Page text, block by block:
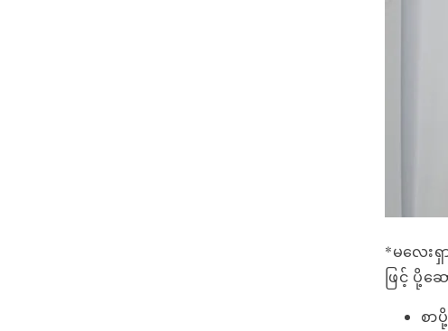
*မလေးရှ
ဖြင့် ပို့ဆ
စ